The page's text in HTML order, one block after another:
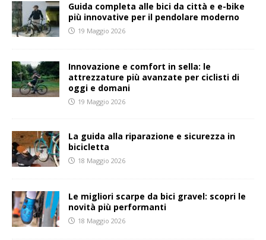
Guida completa alle bici da città e e-bike
più innovative per il pendolare moderno
19 Maggio 2026
Innovazione e comfort in sella: le
attrezzature più avanzate per ciclisti di
oggi e domani
19 Maggio 2026
La guida alla riparazione e sicurezza in
bicicletta
18 Maggio 2026
Le migliori scarpe da bici gravel: scopri le
novità più performanti
18 Maggio 2026